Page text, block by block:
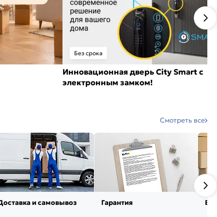
Без срока
Инновационная дверь City Smart с
электронным замком!
Смотреть все
и самовывоз Гарантия